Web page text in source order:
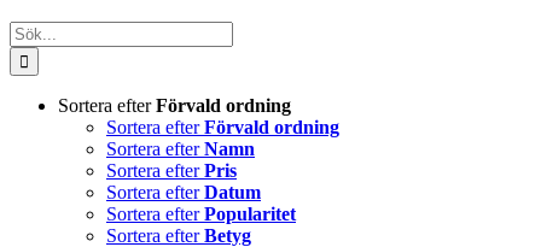
Sök
efter:
Sortera efterFörvald ordning
Sortera efterFörvald ordning
Sortera efterNamn
Sortera efterPris
Sortera efterDatum
Sortera efterPopularitet
Sortera efterBetyg